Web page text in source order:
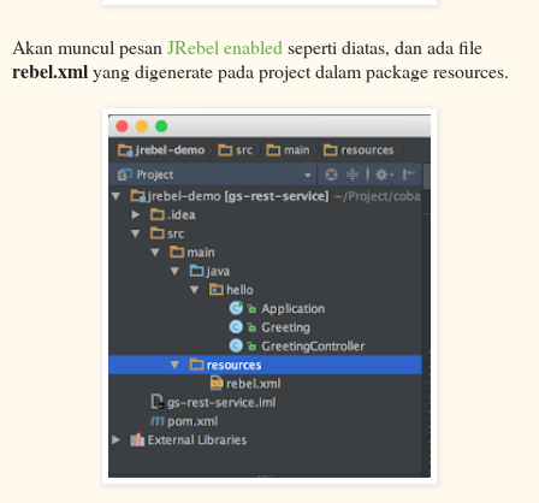
Akan muncul pesanJRebel enabledseperti diatas, dan ada file
rebel.xmlyang digenerate pada project dalam package resources.